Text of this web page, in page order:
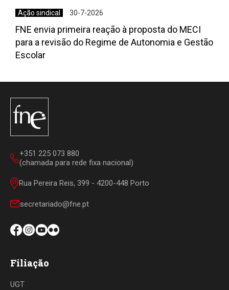
Ação sindical 30-7-2026
FNE envia primeira reação à proposta do MECI
para a revisão do Regime de Autonomia e Gestão
Escolar
+351 225 073 880
(chamada para rede fixa nacional)
Rua Pereira Reis, 399 - 4200-448 Porto
secretariado@fne.pt
Filiação
UGT